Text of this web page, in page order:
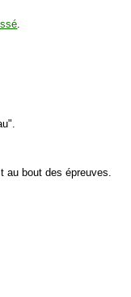
bout des épreuves.